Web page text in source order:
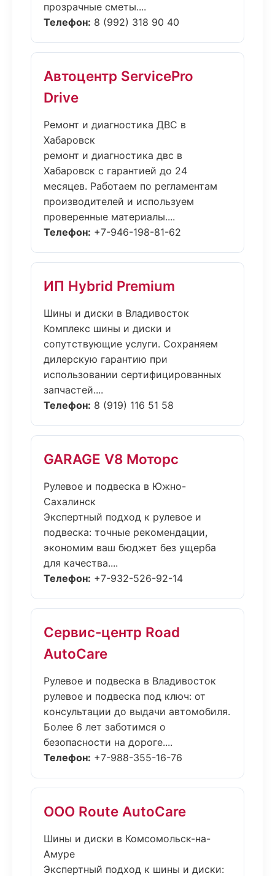
прозрачные сметы....
Телефон: 8 (992) 318 90 40
Автоцентр ServicePro
Drive
Ремонт и диагностика ДВС в
Хабаровск
ремонт и диагностика двс в
Хабаровск с гарантией до 24
месяцев. Работаем по регламентам
производителей и используем
проверенные материалы....
Телефон: +7-946-198-81-62
ИП Hybrid Premium
Шины и диски в Владивосток
Комплекс шины и диски и
сопутствующие услуги. Сохраняем
дилерскую гарантию при
использовании сертифицированных
запчастей....
Телефон: 8 (919) 116 51 58
GARAGE V8 Моторс
Рулевое и подвеска в Южно-
Сахалинск
Экспертный подход к рулевое и
подвеска: точные рекомендации,
экономим ваш бюджет без ущерба
для качества....
Телефон: +7-932-526-92-14
Сервис-центр Road
AutoCare
Рулевое и подвеска в Владивосток
рулевое и подвеска под ключ: от
консультации до выдачи автомобиля.
Более 6 лет заботимся о
безопасности на дороге....
Телефон: +7-988-355-16-76
ООО Route AutoCare
Шины и диски в Комсомольск-на-
Амуре
Экспертный подход к шины и диски: